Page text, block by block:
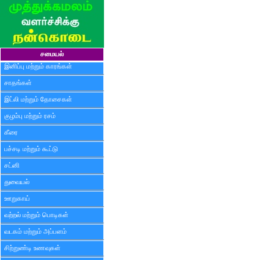
சமையல்
இனிப்பு மற்றும் காரங்கள்
சாதங்கள்
இட்லி மற்றும் தோசைகள்
குழம்பு மற்றும் ரசம்
கீரை
பச்சடி மற்றும் கூட்டு
சட்னி
துவையல்
ஊறுகாய்
வற்றல் மற்றும் பொடிகள்
வடகம் மற்றும் அப்பளம்
சிற்றுண்டி உணவுகள்